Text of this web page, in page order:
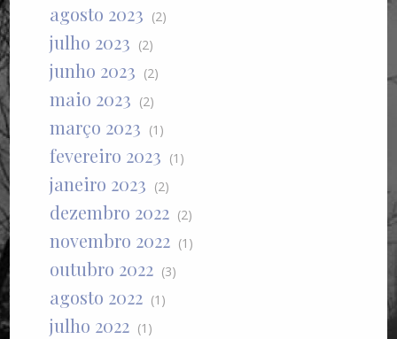
agosto 2023 (2)
julho 2023 (2)
junho 2023 (2)
maio 2023 (2)
março 2023 (1)
fevereiro 2023 (1)
janeiro 2023 (2)
dezembro 2022 (2)
novembro 2022 (1)
outubro 2022 (3)
agosto 2022 (1)
julho 2022 (1)